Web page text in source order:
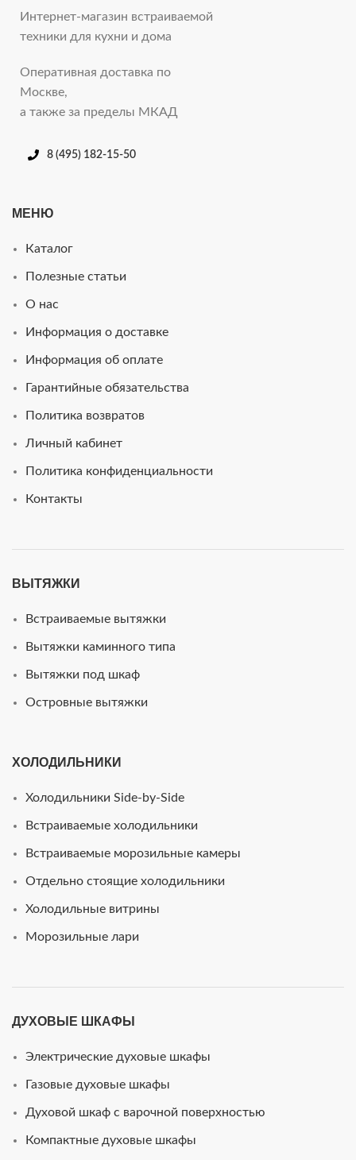
Интернет-магазин встраиваемой
техники для кухни и дома
Оперативная доставка по
Москве,
а также за пределы МКАД
8 (495) 182-15-50
МЕНЮ
Каталог
Полезные статьи
О нас
Информация о доставке
Информация об оплате
Гарантийные обязательства
Политика возвратов
Личный кабинет
Политика конфиденциальности
Контакты
ВЫТЯЖКИ
Встраиваемые вытяжки
Вытяжки каминного типа
Вытяжки под шкаф
Островные вытяжки
ХОЛОДИЛЬНИКИ
Холодильники Side-by-Side
Встраиваемые холодильники
Встраиваемые морозильные камеры
Отдельно стоящие холодильники
Холодильные витрины
Морозильные лари
ДУХОВЫЕ ШКАФЫ
Электрические духовые шкафы
Газовые духовые шкафы
Духовой шкаф с варочной поверхностью
Компактные духовые шкафы